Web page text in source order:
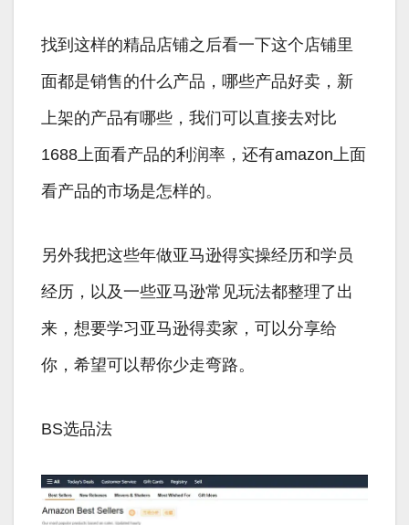
找到这样的精品店铺之后看一下这个店铺里
面都是销售的什么产品，哪些产品好卖，新
上架的产品有哪些，我们可以直接去对比
1688上面看产品的利润率，还有amazon上面
看产品的市场是怎样的。
另外我把这些年做亚马逊得实操经历和学员
经历，以及一些亚马逊常见玩法都整理了出
来，想要学习亚马逊得卖家，可以分享给
你，希望可以帮你少走弯路。
BS选品法